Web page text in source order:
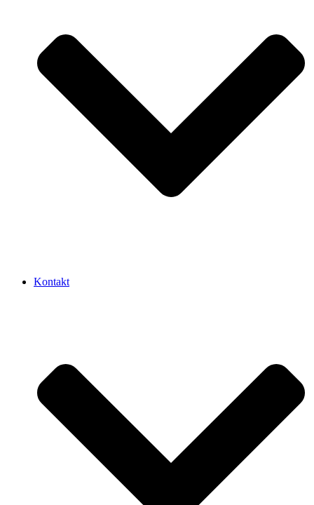
Kontakt